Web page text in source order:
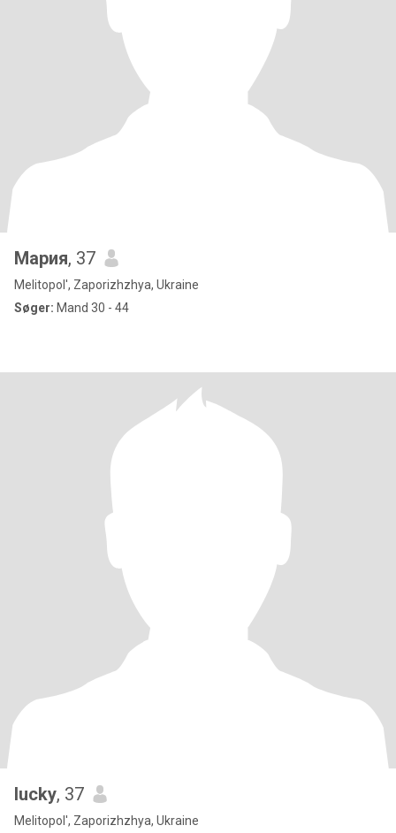
Мария, 37
Melitopol', Zaporizhzhya, Ukraine
Søger: Mand 30 - 44
lucky, 37
Melitopol', Zaporizhzhya, Ukraine